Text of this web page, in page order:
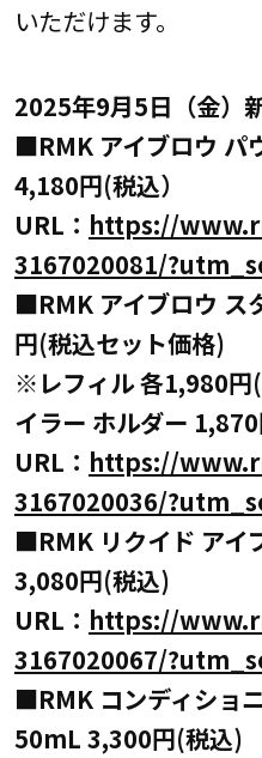
いただけます。
2025年9月5日（金）
■RMK アイブロウ パ
4,180円(税込）
URL： https://
3167020081/
■RMK アイブロウ ス
円(税込セット価格)
※レフィル 各1,980円
イラー ホルダー
URL： https://
3167020036/
■RMK リクイド アイ
3,080円(税込)
URL： https://
3167020067/
■RMK コンディショ
50mL 3,300円(税込)